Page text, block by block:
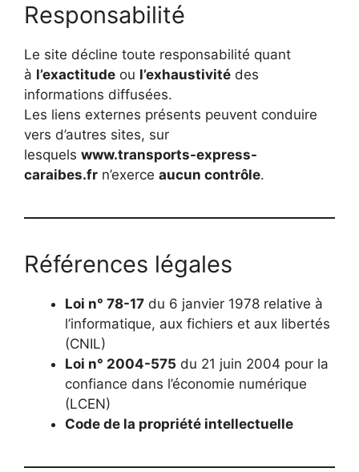
Responsabilité
Le site décline toute responsabilité quant
à l’exactitude ou l’exhaustivité des
informations diffusées.
Les liens externes présents peuvent conduire
vers d’autres sites, sur
lesquels www.transports-express-
caraibes.fr n’exerce aucun contrôle.
Références légales
Loi n° 78-17 du 6 janvier 1978 relative à
l’informatique, aux fichiers et aux libertés
(CNIL)
Loi n° 2004-575 du 21 juin 2004 pour la
confiance dans l’économie numérique
(LCEN)
Code de la propriété intellectuelle